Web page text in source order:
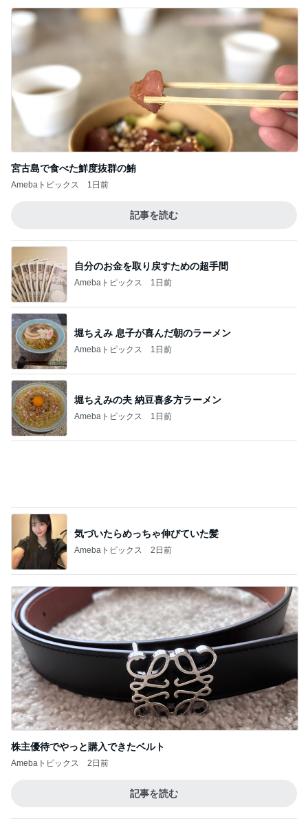
宮古島で食べた鮮度抜群の鮪
Amebaトピックス
記事を読む
自分のお金を取り戻すための超手間
Amebaトピックス 1日前
Amebaトピックス 1日前
堀ちえみの夫 納豆喜多方ラーメン
Amebaトピックス 1日前
気づいたらめっちゃ伸びていた髪
Amebaトピックス 2日前
株主優待でやっと購入できたベルト
Amebaトピックス 2日前
記事を読む
結局全色制覇したキャミソール
Amebaトピックス 2日前